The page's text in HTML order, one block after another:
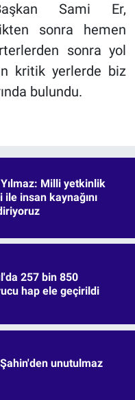
Sami Er,
sonra hemen
sonra yol
kritik yerlerde biz
bulundu.
Milli yetkinlik
ile insan kaynağını
257 bin 850
hap ele geçirildi
unutulmaz